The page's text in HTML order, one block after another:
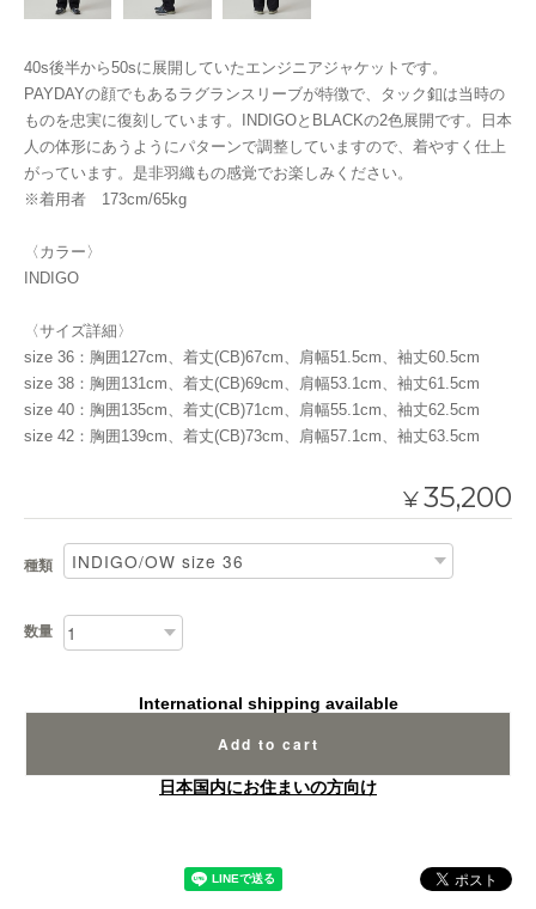
40s後半から50sに展開していたエンジニアジャケットです。
PAYDAYの顔でもあるラグランスリーブが特徴で、タック釦は当時の
ものを忠実に復刻しています。INDIGOとBLACKの2色展開です。日本
人の体形にあうようにパターンで調整していますので、着やすく仕上
がっています。是非羽織もの感覚でお楽しみください。
※着用者 173cm/65kg
〈カラー〉
INDIGO
〈サイズ詳細〉
size 36：胸囲127cm、着丈(CB)67cm、肩幅51.5cm、袖丈60.5cm
size 38：胸囲131cm、着丈(CB)69cm、肩幅53.1cm、袖丈61.5cm
size 40：胸囲135cm、着丈(CB)71cm、肩幅55.1cm、袖丈62.5cm
size 42：胸囲139cm、着丈(CB)73cm、肩幅57.1cm、袖丈63.5cm
¥35,200
種類
数量
International shipping available
Add to cart
日本国内にお住まいの方向け